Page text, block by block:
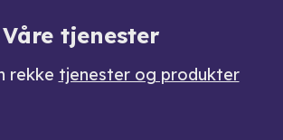
Våre tjenester
rekke tjenester og produkter